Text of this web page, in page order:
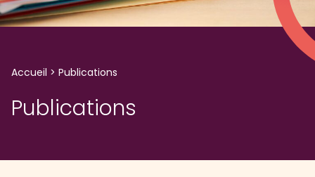
Accueil > Publications
Publications